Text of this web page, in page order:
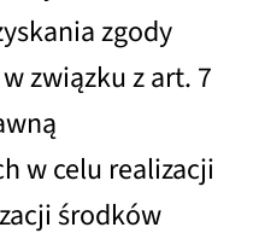
zgody
związku z art. 7
w celu realizacji
środków